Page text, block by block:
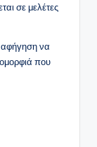
σε μελέτες
αφήγηση να
που